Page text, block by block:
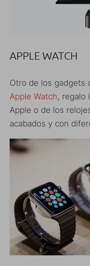
APPLE WATCH
Otro de los gadgets
Apple Watch, regalo
Apple o de los
acabados y con